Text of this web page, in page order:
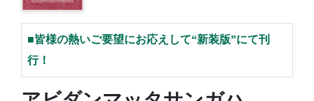
■皆様の熱いご要望にお応えして“新装版”にて刊
行！